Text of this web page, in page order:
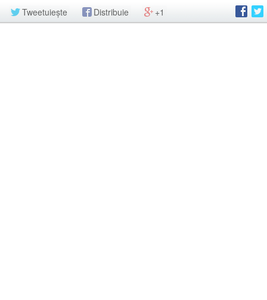
Tweetuiește Distribuie +1